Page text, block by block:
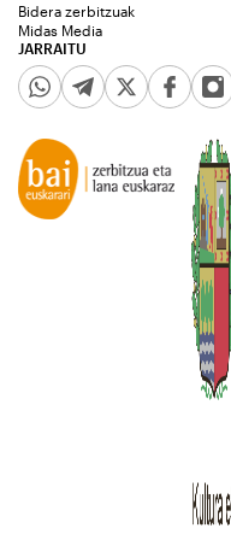
JARRAITU
Bidera zerbitzuak
Midas Media